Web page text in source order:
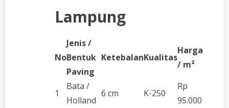
Lampung
No
Jenis /
Bentuk
Paving
KetebalanKualitas
Harga
/ m²
1
Bata /
Holland
6 cm K-250
Rp
95.000